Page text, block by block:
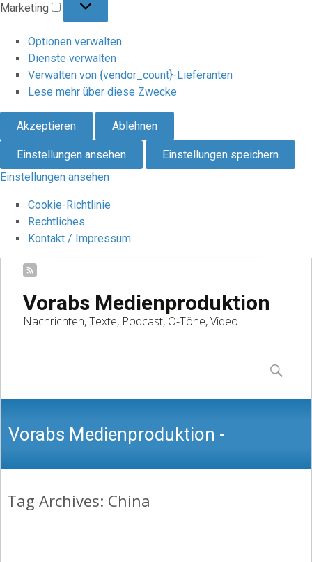
Marketing
Optionen verwalten
Dienste verwalten
Verwalten von {vendor_count}-Lieferanten
Lese mehr über diese Zwecke
Akzeptieren Ablehnen
Einstellungen ansehen
Einstellungen speichern
Einstellungen ansehen
Cookie-Richtlinie
Rechtliches
Kontakt / Impressum
Vorabs Medienproduktion
Nachrichten, Texte, Podcast, O-Töne, Video
content
Suchen
nach:
Vorabs Medienproduktion -
Nachrichten, Texte, Podcast, O-Töne,
Tag Archives: China